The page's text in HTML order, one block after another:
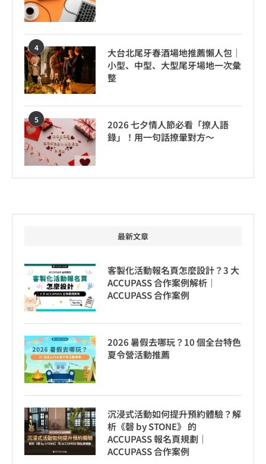
4
大台北尾牙春酒場地推薦懶人包｜
小型、中型、大型尾牙場地一次彙
整
5
2026 七夕情人節必看「撩人語
錄」！用一句話撩暈對方～
最新文章
客製化活動報名頁怎麼設計？3 大
ACCUPASS 合作案例解析｜
ACCUPASS 合作案例
2026 暑假去哪玩？10 個全台特色
夏令營活動推薦
沉浸式活動如何提升預約體驗？解
析《磬 by STONE》 的
ACCUPASS 報名頁規劃｜
ACCUPASS 合作案例